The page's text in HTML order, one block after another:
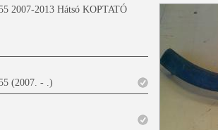
2007-2013 Hátsó KOPTATÓ
(2007. - .)